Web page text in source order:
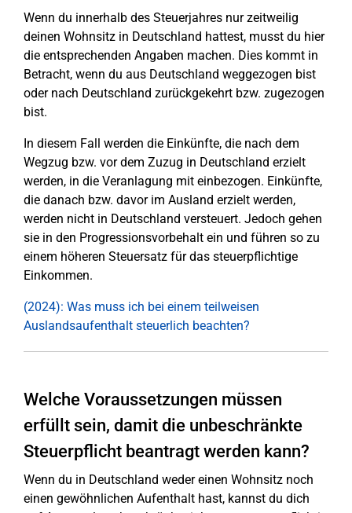
Wenn du innerhalb des Steuerjahres nur zeitweilig
deinen Wohnsitz in Deutschland hattest, musst du hier
die entsprechenden Angaben machen. Dies kommt in
Betracht, wenn du aus Deutschland weggezogen bist
oder nach Deutschland zurückgekehrt bzw. zugezogen
bist.
In diesem Fall werden die Einkünfte, die nach dem
Wegzug bzw. vor dem Zuzug in Deutschland erzielt
werden, in die Veranlagung mit einbezogen. Einkünfte,
die danach bzw. davor im Ausland erzielt werden,
werden nicht in Deutschland versteuert. Jedoch gehen
sie in den Progressionsvorbehalt ein und führen so zu
einem höheren Steuersatz für das steuerpflichtige
Einkommen.
(2024): Was muss ich bei einem teilweisen
Auslandsaufenthalt steuerlich beachten?
Welche Voraussetzungen müssen
erfüllt sein, damit die unbeschränkte
Steuerpflicht beantragt werden kann?
Wenn du in Deutschland weder einen Wohnsitz noch
einen gewöhnlichen Aufenthalt hast, kannst du dich